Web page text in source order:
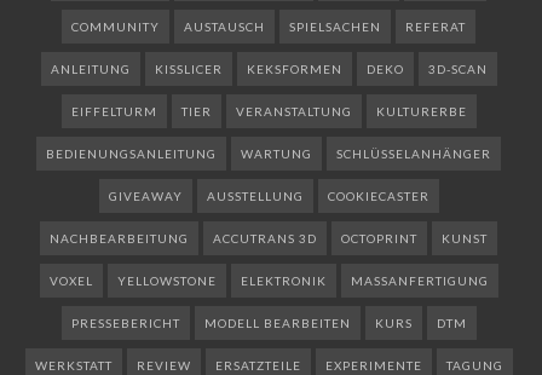
COMMUNITY AUSTAUSCH SPIELSACHEN REFERAT
ANLEITUNG KISSLICER KEKSFORMEN DEKO 3D-SCAN
EIFFELTURM TIER VERANSTALTUNG KULTURERBE
BEDIENUNGSANLEITUNG WARTUNG SCHLÜSSELANHÄNGER
GIVEAWAY AUSSTELLUNG COOKIECASTER
NACHBEARBEITUNG ACCUTRANS 3D OCTOPRINT KUNST
VOXEL YELLOWSTONE ELEKTRONIK MASSANFERTIGUNG
PRESSEBERICHT MODELL BEARBEITEN KURS DTM
WERKSTATT REVIEW ERSATZTEILE EXPERIMENTE TAGUNG